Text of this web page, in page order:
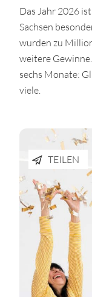
Das Jahr 2026
Sachsen
wurden zu
weitere
sechs Monate:
viele.
TEILEN